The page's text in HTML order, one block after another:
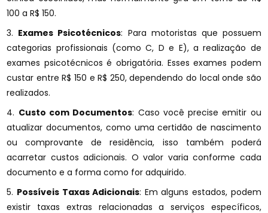
100 a R$ 150.
3. Exames Psicotécnicos: Para motoristas que possuem
categorias profissionais (como C, D e E), a realização de
exames psicotécnicos é obrigatória. Esses exames podem
custar entre R$ 150 e R$ 250, dependendo do local onde são
realizados.
4. Custo com Documentos: Caso você precise emitir ou
atualizar documentos, como uma certidão de nascimento
ou comprovante de residência, isso também poderá
acarretar custos adicionais. O valor varia conforme cada
documento e a forma como for adquirido.
5. Possíveis Taxas Adicionais: Em alguns estados, podem
existir taxas extras relacionadas a serviços específicos,